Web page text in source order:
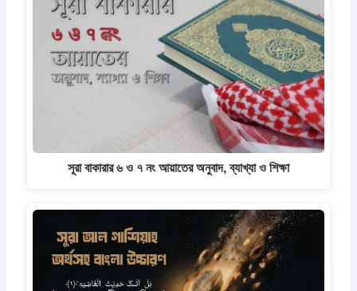
সূরা বাকারার ৬ ও ৭ নং আয়াতের অনুবাদ, ব্যাখ্যা ও শিক্ষা